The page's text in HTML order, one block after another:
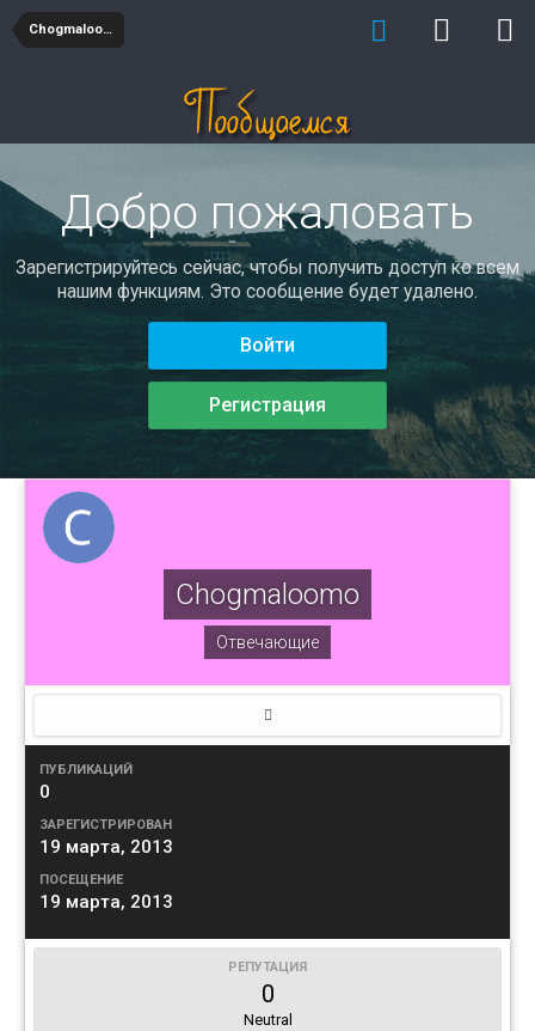
Chogmaloomo
Добро пожаловать
Зарегистрируйтесь сейчас, чтобы получить доступ ко всем
нашим функциям. Это сообщение будет удалено.
Войти
Регистрация
Chogmaloomo
Отвечающие
ПУБЛИКАЦИЙ
0
ЗАРЕГИСТРИРОВАН
19 марта, 2013
ПОСЕЩЕНИЕ
19 марта, 2013
РЕПУТАЦИЯ
0
Neutral